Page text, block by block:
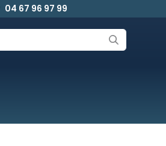
04 67 96 97 99